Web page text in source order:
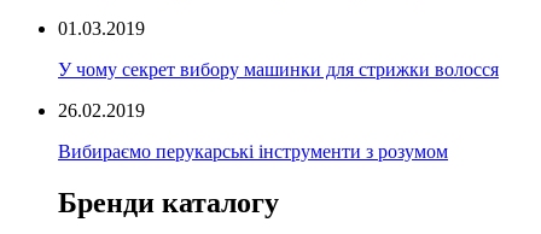
01.03.2019
У чому секрет вибору машинки для стрижки волосся
26.02.2019
Вибираємо перукарські інструменти з розумом
Бренди каталогу